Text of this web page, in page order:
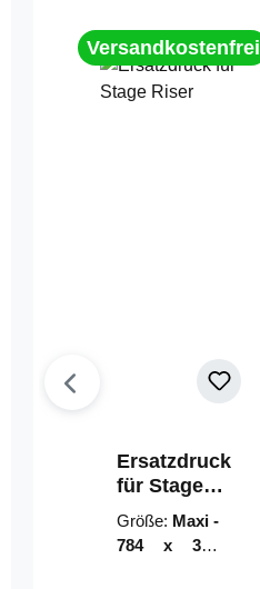
Versandkostenfrei
Ersatzdruck
für Stage
Riser
Größe: Maxi -
784 x 314